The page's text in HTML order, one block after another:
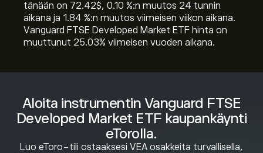
Aloita instrumentin Vanguard FTSE
Developed Market ETF kaupankäynti
eTorolla.
Luo eToro-tili ostaaksesi VEA osakkeita turvallisella,
tänään on 72.42‎$‎, ‎0.10‎ %:n muutos 24 tunnin
aikana ja ‎1.84‎ %:n muutos viimeisen viikon aikana.
Vanguard FTSE Developed Market ETF hinta on
muuttunut ‎25.03‎% viimeisen vuoden aikana.